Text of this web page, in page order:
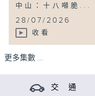
中山：十八噸脆...
28/07/2026
收看
更多集數 ...
交 通